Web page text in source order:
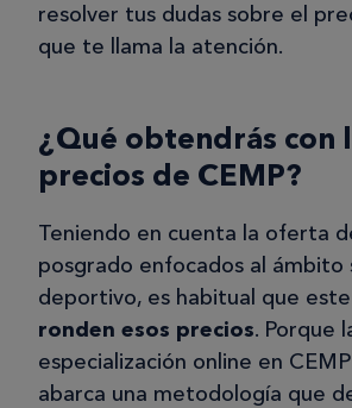
resolver tus dudas sobre el
que te llama la atención.
¿Qué obtendrás con
precios de CEMP?
Teniendo en cuenta la oferta
posgrado enfocados al ámbito
deportivo, es habitual que
ronden esos precios. Porque
especialización online en
abarca una metodología que